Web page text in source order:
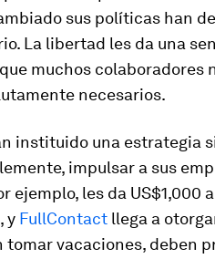
sus políticas han
La libertad les da una
muchos colaboradores
necesarios.
instituido una estrategia
impulsar a sus
ejemplo, les da US$1,000
y FullContact llega a
tomar vacaciones, deben